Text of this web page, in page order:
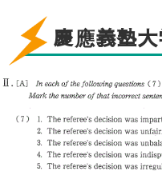
ングの子に聞いたりし
いました。
私が東進の入ろうと思
かったと思う点は、対
とです。私は、週３～
慶應義塾